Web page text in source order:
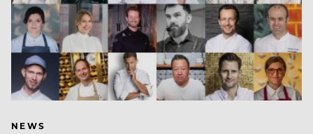
NEWS